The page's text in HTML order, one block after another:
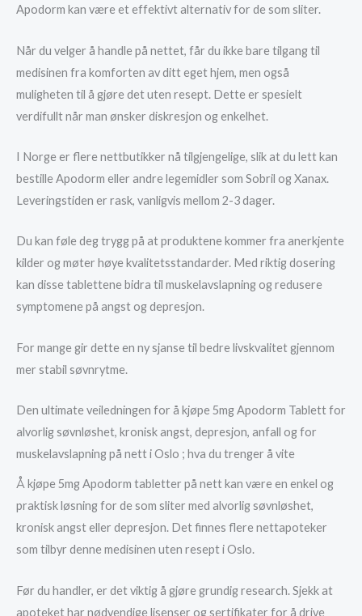
Apodorm kan være et effektivt alternativ for de som sliter.
Når du velger å handle på nettet, får du ikke bare tilgang til
medisinen fra komforten av ditt eget hjem, men også
muligheten til å gjøre det uten resept. Dette er spesielt
verdifullt når man ønsker diskresjon og enkelhet.
I Norge er flere nettbutikker nå tilgjengelige, slik at du lett kan
bestille Apodorm eller andre legemidler som Sobril og Xanax.
Leveringstiden er rask, vanligvis mellom 2-3 dager.
Du kan føle deg trygg på at produktene kommer fra anerkjente
kilder og møter høye kvalitetsstandarder. Med riktig dosering
kan disse tablettene bidra til muskelavslapning og redusere
symptomene på angst og depresjon.
For mange gir dette en ny sjanse til bedre livskvalitet gjennom
mer stabil søvnrytme.
Den ultimate veiledningen for å kjøpe 5mg Apodorm Tablett for
alvorlig søvnløshet, kronisk angst, depresjon, anfall og for
muskelavslapning på nett i Oslo ; hva du trenger å vite
Å kjøpe 5mg Apodorm tabletter på nett kan være en enkel og
praktisk løsning for de som sliter med alvorlig søvnløshet,
kronisk angst eller depresjon. Det finnes flere nettapoteker
som tilbyr denne medisinen uten resept i Oslo.
Før du handler, er det viktig å gjøre grundig research. Sjekk at
apoteket har nødvendige lisenser og sertifikater for å drive